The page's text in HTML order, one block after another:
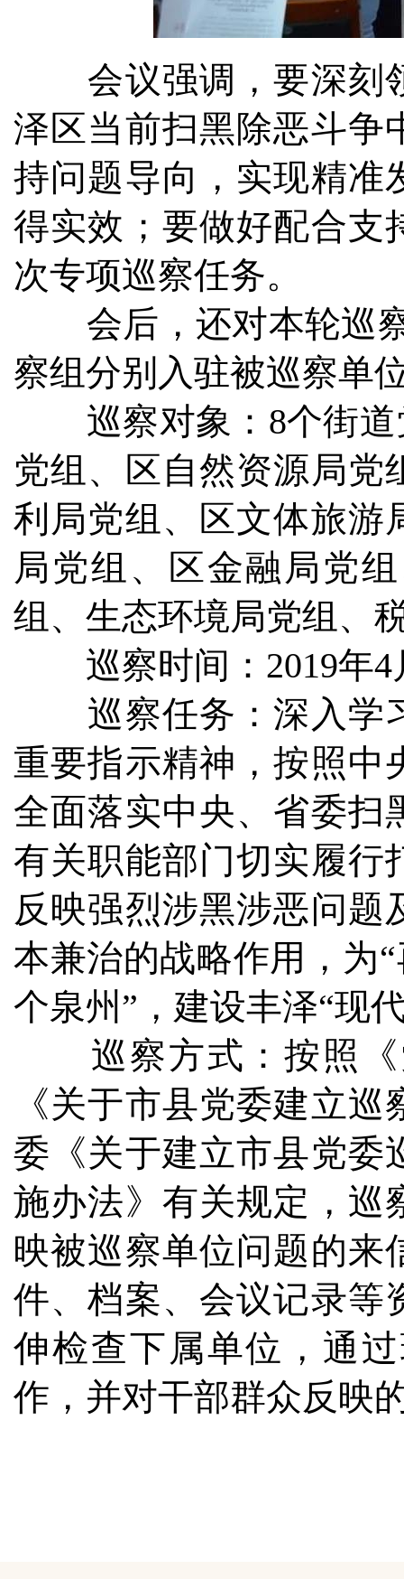
会议强调，要深刻
泽区当前扫黑除恶斗争
持问题导向，实现精准
得实效；要做好配合支
次专项巡察任务。
会后，还对本轮巡察
察组分别入驻被巡察单
巡察对象：8个街道
党组、区自然资源局党
利局党组、区文体旅游
局党组、区金融局党
组、生态环境局党组、
巡察时间：2019年4
巡察任务：深入学
重要指示精神，按照中
全面落实中央、省委扫
有关职能部门切实履行
反映强烈涉黑涉恶问题
本兼治的战略作用，为
个泉州”，建设丰泽“现
巡察方式：按照《
《关于市县党委建立
委《关于建立市县党委
施办法》有关规定，巡
映被巡察单位问题的来
件、档案、会议记录等
伸检查下属单位，通
作，并对干部群众反映